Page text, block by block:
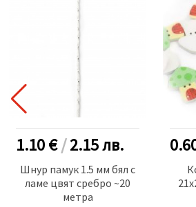
1.10 €/2.15лв.
Шнур памук 1.5 мм бял с
ламе цвят сребро ~20
метра